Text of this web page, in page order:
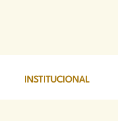
INSTITUCIONAL